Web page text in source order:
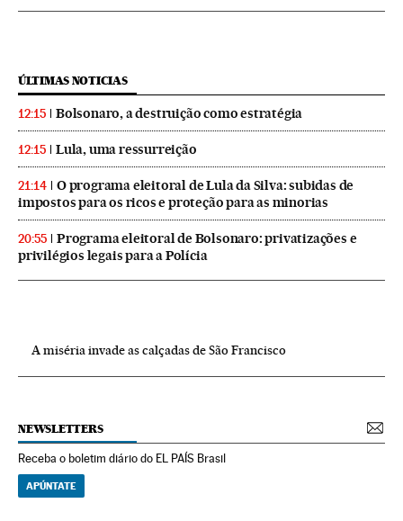
ÚLTIMAS NOTICIAS
12:15 Bolsonaro, a destruição como estratégia
12:15 Lula, uma ressurreição
21:14
O programa eleitoral de Lula da Silva: subidas de
impostos para os ricos e proteção para as minorias
20:55
Programa eleitoral de Bolsonaro: privatizações e
privilégios legais para a Polícia
A miséria invade as calçadas de São Francisco
NEWSLETTERS
Receba o boletim diário do EL PAÍS Brasil
APÚNTATE